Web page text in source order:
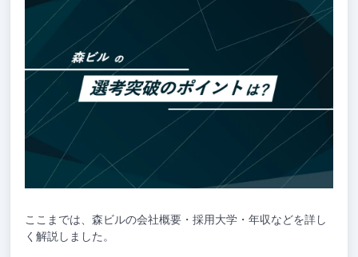
ここまでは、森ビルの会社概要・採用大学・年収などを詳し
く解説しました。